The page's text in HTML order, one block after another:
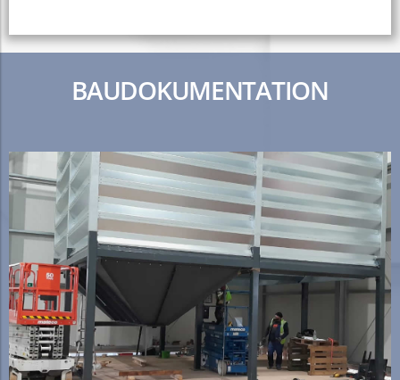
BAUDOKUMENTATION